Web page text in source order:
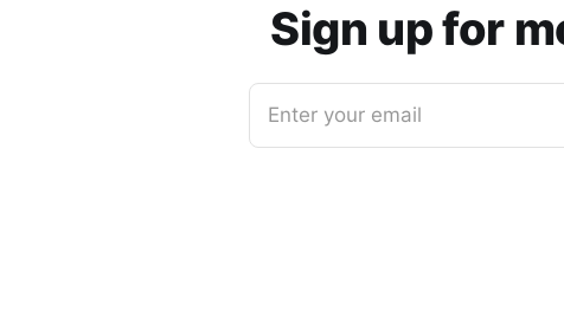
Sign up for
Enter your email